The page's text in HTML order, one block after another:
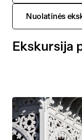
Nuolatinės
Ekskursija